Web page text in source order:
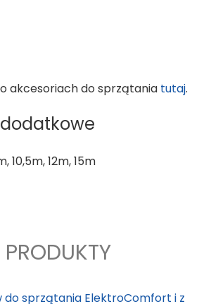
akcesoriach do sprzątania tutaj.
10,5m, 12m, 15m